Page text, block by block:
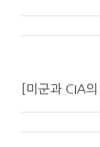
[미군과 CIA